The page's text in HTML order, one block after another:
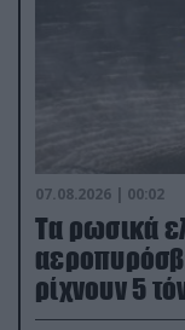
07.08.2026 | 00:02
Τα ρωσικά
ρίχνουν 5